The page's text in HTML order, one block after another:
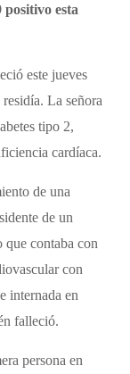
positivo esta
este jueves
La señora
tipo 2,
cardíaca.
de una
de un
que contaba con
con
internada en
falleció.
persona en